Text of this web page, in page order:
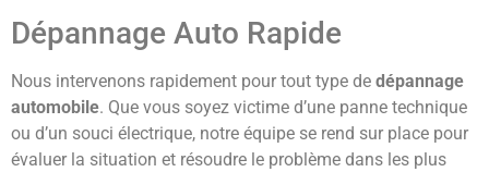
Dépannage Auto Rapide
Nous intervenons rapidement pour tout type de dépannage
automobile. Que vous soyez victime d’une panne technique
ou d’un souci électrique, notre équipe se rend sur place pour
évaluer la situation et résoudre le problème dans les plus